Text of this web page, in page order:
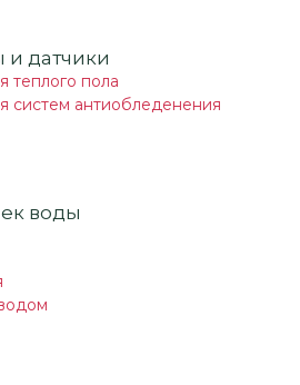
и датчики
теплого пола
систем антиобледенения
воды